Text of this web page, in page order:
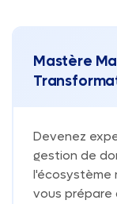
Mastère
Devenez
gestion de
l'écosystème
vous prépare